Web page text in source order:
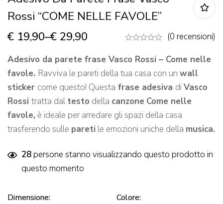
Rossi “COME NELLE FAVOLE”
€ 19,90–€ 29,90
(0 recensioni)
Adesivo da parete frase Vasco Rossi – Come nelle
favole. Ravviva le pareti della tua casa con un wall
sticker come questo! Questa frase adesiva di Vasco
Rossi tratta daltesto della canzone Come nelle
favole, è ideale per arredare gli spazi della casa
trasferendo sulle pareti le emozioni uniche della musica.
28persone stanno visualizzando questo prodotto in
questo momento
Dimensione: Colore: